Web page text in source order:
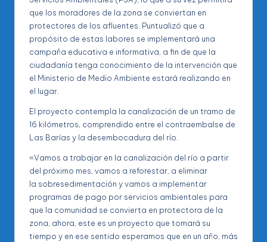
que los moradores de la zona se conviertan en
protectores de los afluentes. Puntualizó que a
propósito de estas labores se implementará una
campaña educativa e informativa, a fin de que la
ciudadanía tenga conocimiento de la intervención que
el Ministerio de Medio Ambiente estará realizando en
el lugar.
El proyecto contempla la canalización de un tramo de
16 kilómetros, comprendido entre el contraembalse de
Las Barías y la desembocadura del río.
«Vamos a trabajar en la canalización del río a partir
del próximo mes, vamos a reforestar, a eliminar
la sobresedimentación y vamos a implementar
programas de pago por servicios ambientales para
que la comunidad se convierta en protectora de la
zona, ahora, este es un proyecto que tomará su
tiempo y en ese sentido esperamos que en un año, más